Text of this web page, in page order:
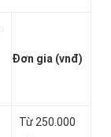
Đơn gia (vnđ)
Từ 250.000